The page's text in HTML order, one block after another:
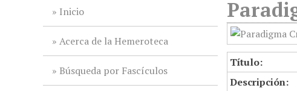
Inicio
Acerca de la Hemeroteca
Búsqueda por Fascículos
Título:
Descripción: